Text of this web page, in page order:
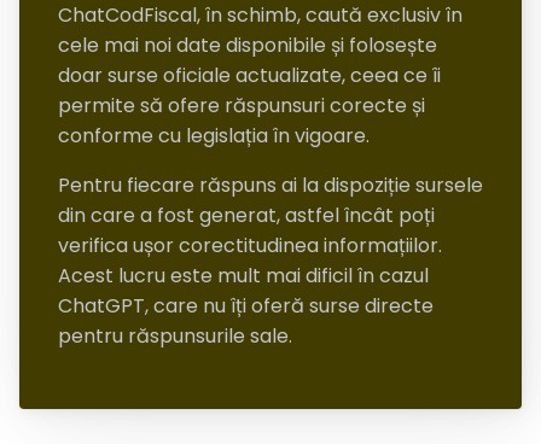
ChatCodFiscal, în schimb, caută exclusiv în
cele mai noi date disponibile și folosește
doar surse oficiale actualizate, ceea ce îi
permite să ofere răspunsuri corecte și
conforme cu legislația în vigoare.
Pentru fiecare răspuns ai la dispoziție sursele
din care a fost generat, astfel încât poți
verifica ușor corectitudinea informațiilor.
Acest lucru este mult mai dificil în cazul
ChatGPT, care nu îți oferă surse directe
pentru răspunsurile sale.